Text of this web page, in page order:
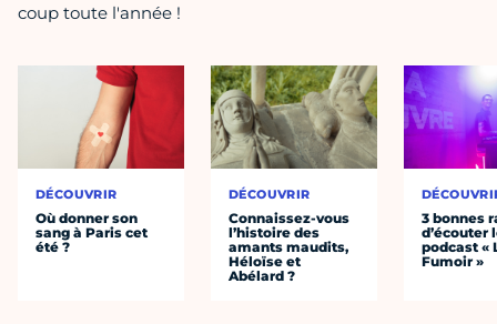
coup toute l'année !
DÉCOUVRIR
Où donner son
sang à Paris cet
été ?
DÉCOUVRIR
Connaissez-vous
l’histoire des
amants maudits,
Héloïse et
Abélard ?
3 bonnes
d’écouter
podcast «
Fumoir »